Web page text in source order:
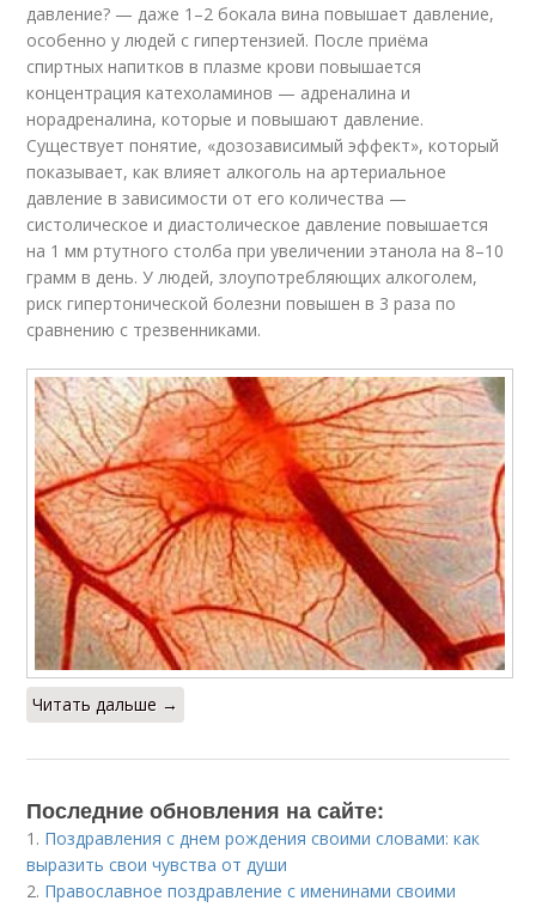
давление? — даже 1–2 бокала вина повышает давление,
особенно у людей с гипертензией. После приёма
спиртных напитков в плазме крови повышается
концентрация катехоламинов — адреналина и
норадреналина, которые и повышают давление.
Существует понятие, «дозозависимый эффект», который
показывает, как влияет алкоголь на артериальное
давление в зависимости от его количества —
систолическое и диастолическое давление повышается
на 1 мм ртутного столба при увеличении этанола на 8–10
грамм в день. У людей, злоупотребляющих алкоголем,
риск гипертонической болезни повышен в 3 раза по
сравнению с трезвенниками.
Читать дальше →
Последние обновления на сайте:
1. Поздравления с днем рождения своими словами: как
выразить свои чувства от души
2. Православное поздравление с именинами своими